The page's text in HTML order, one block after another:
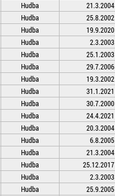
Hudba
21.3.2004
Hudba
25.8.2002
Hudba
19.9.2020
Hudba
2.3.2003
Hudba
25.1.2003
Hudba
29.7.2006
Hudba
19.3.2002
Hudba
31.1.2021
Hudba
30.7.2000
Hudba
24.4.2021
Hudba
20.3.2004
Hudba
6.8.2005
Hudba
21.3.2004
Hudba
25.12.2017
Hudba
2.3.2003
Hudba
25.9.2005